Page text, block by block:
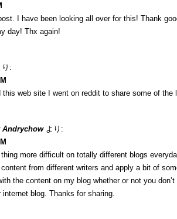
I have been looking all over for this! Thank
day! Thx again!
り:
web site I went on reddit to share some of the
より:
more difficult on totally different blogs
from different writers and apply a bit of
the content on my blog whether or not you
blog. Thanks for sharing.